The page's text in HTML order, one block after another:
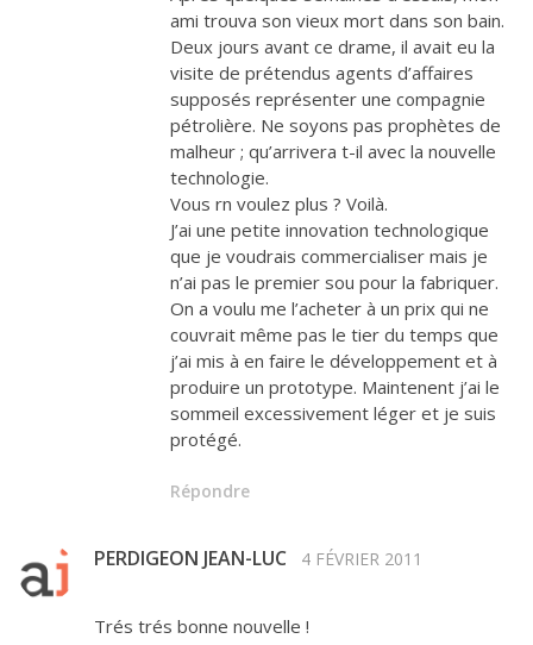
ami trouva son vieux mort dans son bain.
Deux jours avant ce drame, il avait eu la
visite de prétendus agents d’affaires
supposés représenter une compagnie
pétrolière. Ne soyons pas prophètes de
malheur ; qu’arrivera t-il avec la nouvelle
technologie.
Vous rn voulez plus ? Voilà.
J’ai une petite innovation technologique
que je voudrais commercialiser mais je
n’ai pas le premier sou pour la fabriquer.
On a voulu me l’acheter à un prix qui ne
couvrait même pas le tier du temps que
j’ai mis à en faire le développement et à
produire un prototype. Maintenent j’ai le
sommeil excessivement léger et je suis
protégé.
Répondre
PERDIGEON JEAN-LUC 4 FÉVRIER 2011
Trés trés bonne nouvelle !